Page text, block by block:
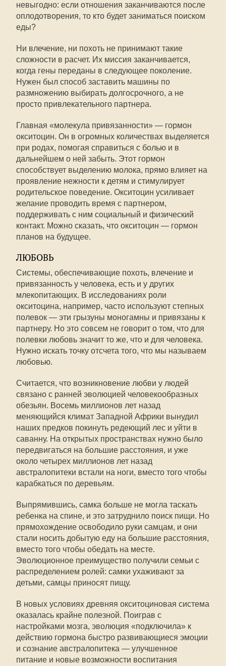
невыгодно: если отношения заканчиваются после
оплодотворения, то кто будет заниматься поиском
еды?
Ни влечение, ни похоть не принимают такие
сложности в расчет. Их миссия заканчивается,
когда гены переданы в следующее поколение.
Нужен был способ заставить машины по
размножению выбирать долгосрочного, а не
просто привлекательного партнера.
Главная «молекула привязанности» — гормон
окситоцин. Он в огромных количествах выделяется
при родах, помогая справиться с болью и в
дальнейшем о ней забыть. Этот гормон
способствует выделению молока, прямо влияет на
проявление нежности к детям и стимулирует
родительское поведение. Окситоцин усиливает
желание проводить время с партнером,
поддерживать с ним социальный и физический
контакт. Можно сказать, что окситоцин — гормон
планов на будущее.
ЛЮБОВЬ
Системы, обеспечивающие похоть, влечение и
привязанность у человека, есть и у других
млекопитающих. В исследованиях роли
окситоцина, например, часто используют степных
полевок — эти грызуны моногамны и привязаны к
партнеру. Но это совсем не говорит о том, что для
полевки любовь значит то же, что и для человека.
Нужно искать точку отсчета того, что мы называем
любовью.
Считается, что возникновение любви у людей
связано с ранней эволюцией человекообразных
обезьян. Восемь миллионов лет назад
меняющийся климат Западной Африки вынудил
наших предков покинуть редеющий лес и уйти в
саванну. На открытых пространствах нужно было
передвигаться на большие расстояния, и уже
около четырех миллионов лет назад
австралопитеки встали на ноги, вместо того чтобы
карабкаться по деревьям.
Выпрямившись, самка больше не могла таскать
ребенка на спине, и это затруднило поиск пищи. Но
прямохождение освободило руки самцам, и они
стали носить добытую еду на большие расстояния,
вместо того чтобы обедать на месте.
Эволюционное преимущество получили семьи с
распределением ролей: самки ухаживают за
детьми, самцы приносят пищу.
В новых условиях древняя окситоциновая система
оказалась крайне полезной. Поиграв с
настройками мозга, эволюция «подключила» к
действию гормона быстро развивающиеся эмоции
и сознание австралопитека — улучшенное
питание и новые возможности воспитания